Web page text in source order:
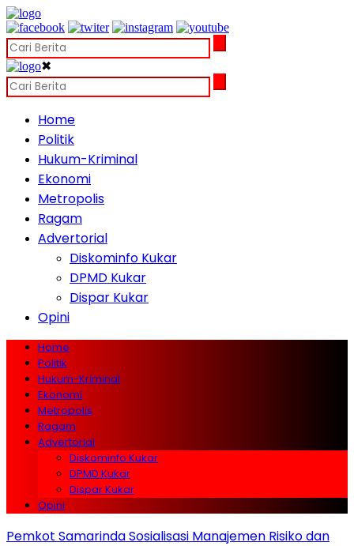
✖
Home
Politik
Hukum-Kriminal
Ekonomi
Metropolis
Ragam
Advertorial
Diskominfo Kukar
DPMD Kukar
Dispar Kukar
Opini
Home
Politik
Hukum-Kriminal
Ekonomi
Metropolis
Ragam
Advertorial
Diskominfo Kukar
DPMD Kukar
Dispar Kukar
Opini
Pemkot Samarinda Sosialisasi Manajemen Risiko dan